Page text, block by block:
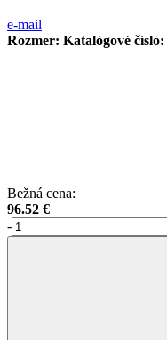
e-mail
Rozmer: Katalógové číslo:
Bežná cena:
96.52 €
-